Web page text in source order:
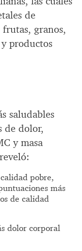
de
granos,
y productos
saludables
de dolor,
y masa
pobre,
más
de calidad
dolor corporal